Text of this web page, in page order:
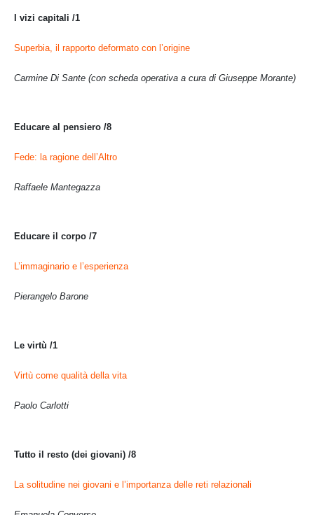
I vizi capitali /1
Superbia, il rapporto deformato con l’origine
Carmine Di Sante (con scheda operativa a cura di Giuseppe Morante)
Educare al pensiero /8
Fede: la ragione dell’Altro
Raffaele Mantegazza
Educare il corpo /7
L’immaginario e l’esperienza
Pierangelo Barone
Le virtù /1
Virtù come qualità della vita
Paolo Carlotti
Tutto il resto (dei giovani) /8
La solitudine nei giovani e l’importanza delle reti relazionali